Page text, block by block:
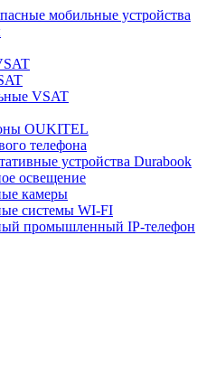
мобильные устройства
VSAT
OUKITEL
телефона
устройства Durabook
освещение
камеры
системы WI-FI
промышленный IP-телефон